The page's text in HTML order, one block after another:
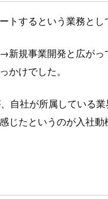
するという業務と
規事業開発と広が
かけでした。
自社が所属してい
たというのが入社動